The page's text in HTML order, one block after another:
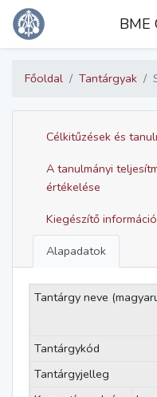
BME
Főoldal Tantárgyak
Alapadatok
Célkitűzések és
A tanulmányi
értékelése
Kiegészítő
Tantárgy neve
Tantárgykód
Tantárgyjelleg